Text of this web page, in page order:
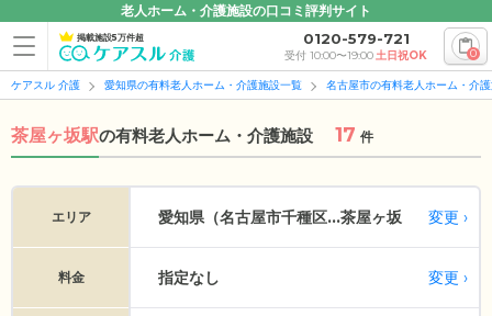
老人ホーム・介護施設の口コミ評判サイト
掲載施設5万件超 0120-579-721
受付 10:00〜19:00土日祝OK 0
ケアスル 介護 愛知県の有料老人ホーム・介護施設一覧 名古屋市の有料老人ホーム・介
茶屋ヶ坂駅の有料老人ホーム・介護施設 17 件
エリア 愛知県（名古屋市千種区...茶屋ヶ坂 変更
料金 指定なし 変更